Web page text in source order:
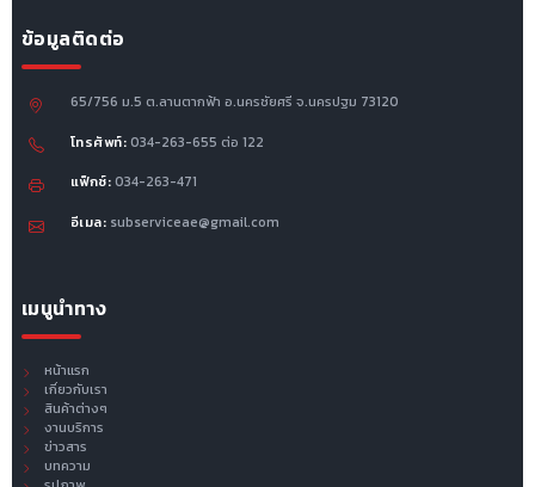
ข้อมูลติดต่อ
65/756 ม.5 ต.ลานตากฟ้า อ.นครชัยศรี จ.นครปฐม 73120
โทรศัพท์: 034-263-655 ต่อ 122
แฟ็กซ์: 034-263-471
อีเมล: subserviceae@gmail.com
เมนูนำทาง
หน้าแรก
เกี่ยวกับเรา
สินค้าต่างๆ
งานบริการ
ข่าวสาร
บทความ